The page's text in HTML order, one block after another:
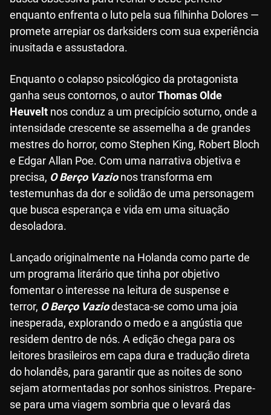
enquanto enfrenta o luto pela sua filhinha Dolores —
promete arrepiar os darksiders com sua experiência
inusitada e assustadora.
Enquanto o colapso psicológico da protagonista
ganha seus contornos, o autorThomas Olde
Heuvelt nos conduz a um precipício soturno, onde a
intensidade crescente se assemelha a de grandes
mestres do horror, como Stephen King, Robert Bloch
e Edgar Allan Poe. Com uma narrativa objetiva e
precisa, O Berço Vazio nos transforma em
testemunhas da dor e solidão de uma personagem
que busca esperança e vida em uma situação
desoladora.
Lançado originalmente na Holanda como parte de
um programa literário que tinha por objetivo
fomentar o interesse na leitura de suspense e
terror, O Berço Vaziodestaca-se como uma joia
inesperada, explorando o medo e a angústia que
residem dentro de nós. A edição chega para os
leitores brasileiros em capa dura e tradução direta
do holandês, para garantir que as noites de sono
sejam atormentadas por sonhos sinistros. Prepare-
se para uma viagem sombria que o levará das